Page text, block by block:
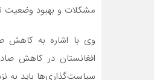
مشکلات و بهبود وضعیت
وی با اشاره به کاهش
افغانستان در کاهش
سیاست‌گذاری‌ها باید به